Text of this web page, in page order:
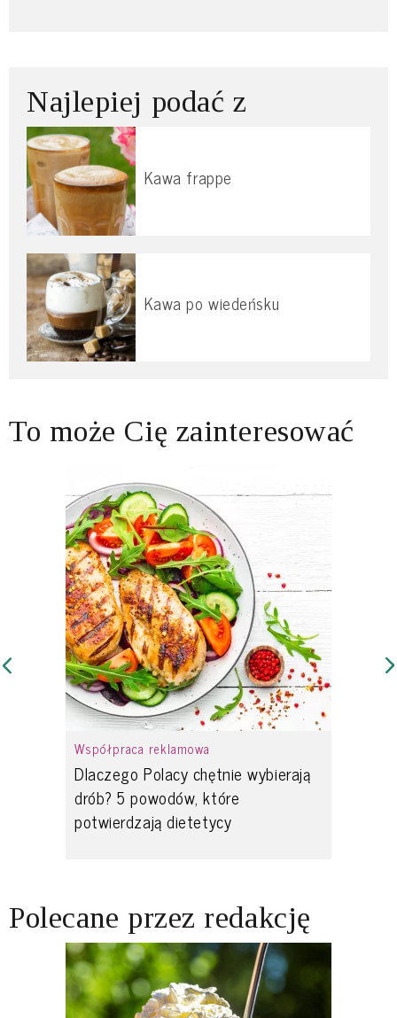
Najlepiej podać z
Kawa frappe
Kawa po wiedeńsku
To może Cię zainteresować
Współpraca reklamowa
Dlaczego Polacy chętnie wybierają
drób? 5 powodów, które
potwierdzają dietetycy
Polecane przez redakcję